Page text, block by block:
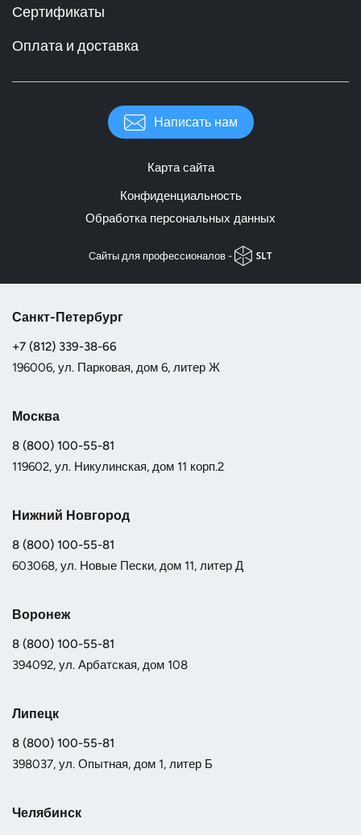
Сертификаты
Оплата и доставка
Написать нам
Карта сайта
Конфиденциальность
Обработка персональных данных
Cайты для профессионалов -
Санкт-Петербург
+7 (812) 339-38-66
196006, ул. Парковая, дом 6, литер Ж
Москва
8 (800) 100-55-81
119602, ул. Никулинская, дом 11 корп.2
Нижний Новгород
8 (800) 100-55-81
603068, ул. Новые Пески, дом 11, литер Д
Воронеж
8 (800) 100-55-81
394092, ул. Арбатская, дом 108
Липецк
8 (800) 100-55-81
398037, ул. Опытная, дом 1, литер Б
Челябинск